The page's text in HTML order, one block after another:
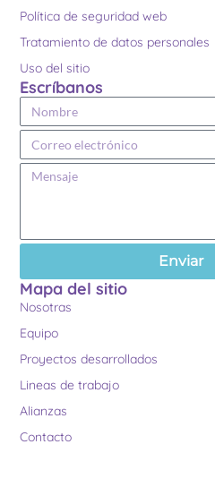
Política de seguridad web
Tratamiento de datos personales
Uso del sitio
Escríbanos
Enviar
Mapa del sitio
Nosotras
Equipo
Proyectos desarrollados
Lineas de trabajo
Alianzas
Contacto